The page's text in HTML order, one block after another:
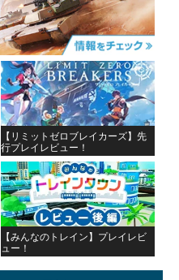
【リミットゼロブレイカーズ】先
行プレイレビュー！
【みんなのトレイン】プレイレビ
ュー！